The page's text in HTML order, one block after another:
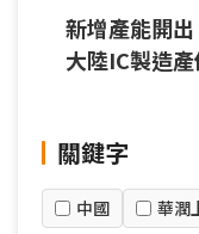
新增產能開
大陸IC製造
關鍵字
中國 華潤